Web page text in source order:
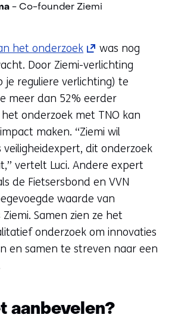
- Co-founder Ziemi
het onderzoek(opent
in
nieuw
venster)
(verwijst
naar
een
andere
website)
was nog
Door Ziemi-verlichting
je reguliere verlichting) te
meer dan 52% eerder
onderzoek met TNO kan
maken. “Ziemi wil
veiligheidexpert, dit onderzoek
vertelt Luci. Andere expert
de Fietsersbond en VVN
waarde van
Samen zien ze het
onderzoek om innovaties
en samen te streven naar een
aanbevelen?